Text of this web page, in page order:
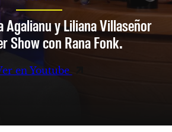
Agalianu y Liliana Villaseñor
Show con Rana Fonk.
en Youtube